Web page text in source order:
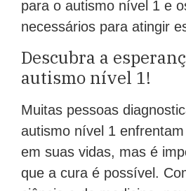
para o autismo nível 1 e
necessários para atingir
Descubra a
autismo nível 1!
Muitas pessoas
autismo nível 1
em suas vidas, mas é
que a cura é possível.